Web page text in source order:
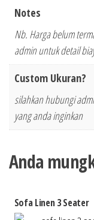
Notes
Nb. Harga belum
admin untuk detail
Custom Ukuran?
silahkan hubungi
yang anda inginkan
Anda
Sofa Linen 3 Seater